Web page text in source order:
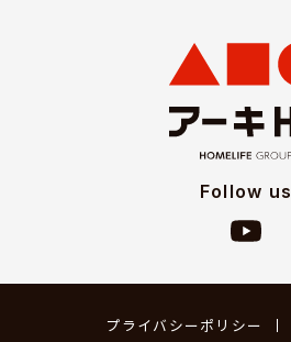
Follow us
プライバシーポリシー